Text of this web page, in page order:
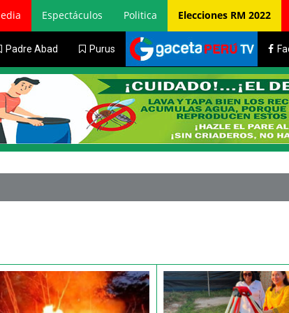
Espectáculos Politica Elecciones RM 2022
Padre Abad Purus